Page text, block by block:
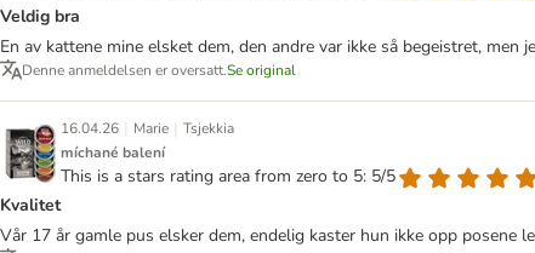
Veldig bra
En av kattene mine elsket dem, den andre var ikke så begeistret,
Denne anmeldelsen er oversatt.Se original
16.04.26 | Marie | Tsjekkia
míchané balení
This is a stars rating area from zero to 5: 5/5
Kvalitet
Vår 17 år gamle pus elsker dem, endelig kaster hun ikke opp posene